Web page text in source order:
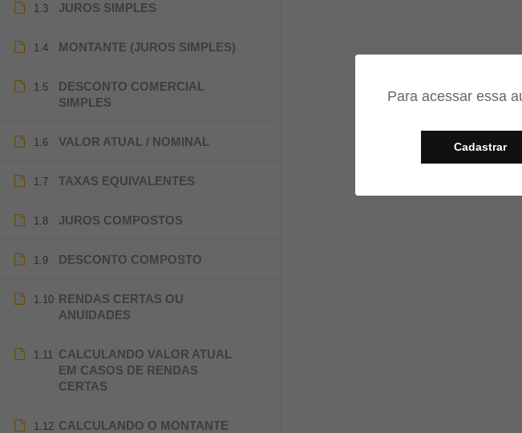
Para acessar essa
Cadastrar
1.3 JUROS SIMPLES
1.4 MONTANTE (JUROS SIMPLES)
1.5
DESCONTO COMERCIAL
SIMPLES
1.6 VALOR ATUAL / NOMINAL
1.7 TAXAS EQUIVALENTES
1.8 JUROS COMPOSTOS
1.9 DESCONTO COMPOSTO
1.10 RENDAS CERTAS OU
ANUIDADES
1.11 CALCULANDO VALOR ATUAL
EM CASOS DE RENDAS
CERTAS
1.12 CALCULANDO O MONTANTE